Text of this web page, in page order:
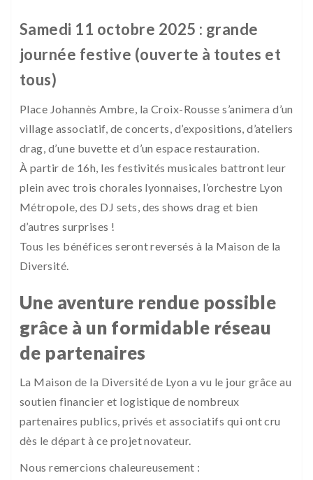
Samedi 11 octobre 2025 : grande
journée festive (ouverte à toutes et
tous)
Place Johannès Ambre, la Croix-Rousse s’animera d’un
village associatif, de concerts, d’expositions, d’ateliers
drag, d’une buvette et d’un espace restauration.
À partir de 16h, les festivités musicales battront leur
plein avec trois chorales lyonnaises, l’orchestre Lyon
Métropole, des DJ sets, des shows drag et bien
d’autres surprises !
Tous les bénéfices seront reversés à la Maison de la
Diversité.
Une aventure rendue possible
grâce à un formidable réseau
de partenaires
La Maison de la Diversité de Lyon a vu le jour grâce au
soutien financier et logistique de nombreux
partenaires publics, privés et associatifs qui ont cru
dès le départ à ce projet novateur.
Nous remercions chaleureusement :